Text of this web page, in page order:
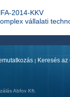
2014-KKV
vállalati
| Keresés
Abfox Kft.